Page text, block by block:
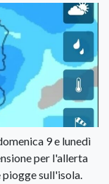
9 e lunedì
per l'allerta
sull'isola.